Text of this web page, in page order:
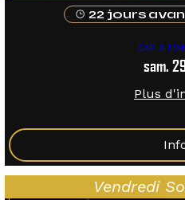
22 jours
CAP A
sam.
Plus
Vendredi